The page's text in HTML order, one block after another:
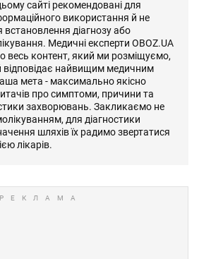
сайті рекомендовані для
використання й не
встановлення діагнозу або
Медичні експерти OBOZ.UA
весь контент, який ми розміщуємо,
відповідає найвищим медичним
мета - максимально якісно
про симптоми, причини та
захворювань. Закликаємо не
для діагностики
шляхів їх радимо звертатися
лікарів.